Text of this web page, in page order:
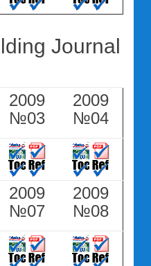
Journal
2009
№03
2009
№04
2009
№07
2009
№08